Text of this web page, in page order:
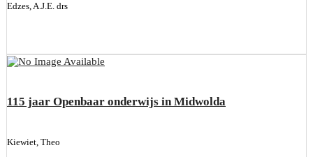
Edzes, A.J.E. drs
115 jaar Openbaar onderwijs in Midwolda
Kiewiet, Theo